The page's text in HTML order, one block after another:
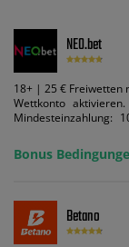
NEO.bet
18+ | 25 € Freiwetten
Wettkonto
Mindesteinzahlung:
Bedingungen
Suchtrisiken: buwei.de.
Bonus
Betano